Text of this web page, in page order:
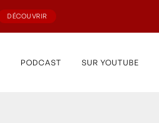
DÉCOUVRIR
PODCAST SUR YOUTUBE